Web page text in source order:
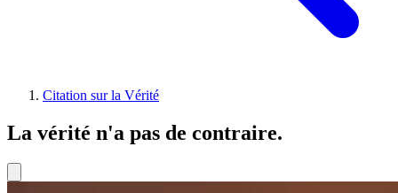
Citation sur la Vérité
La vérité n'a pas de contraire.